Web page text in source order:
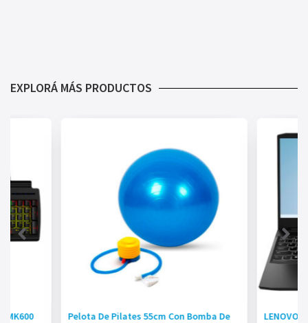
EXPLORÁ MÁS PRODUCTOS
MK600
Pelota De Pilates 55cm Con Bomba De
LENOVO